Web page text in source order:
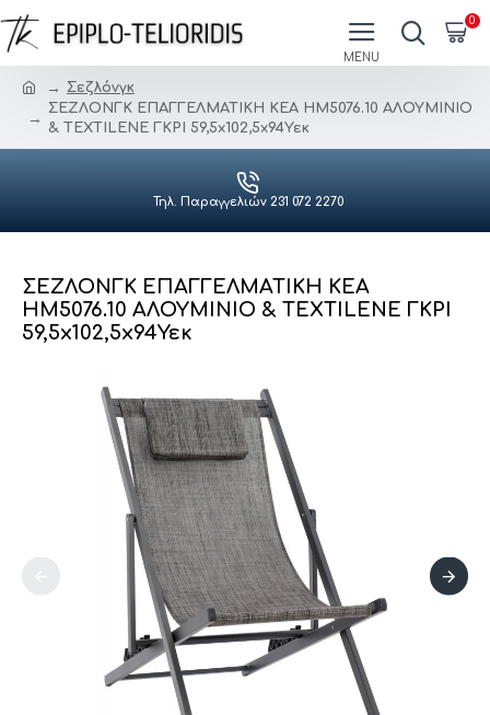
0
Σεζλόνγκ
ΣΕΖΛΟΝΓΚ ΕΠΑΓΓΕΛΜΑΤΙΚΗ KEA HM5076.10 ΑΛΟΥΜΙΝΙΟ
& TEXTILENE ΓΚΡΙ 59,5x102,5x94Υεκ
Τηλ. Παραγγελιών 231 072 2270
ΣΕΖΛΟΝΓΚ ΕΠΑΓΓΕΛΜΑΤΙΚΗ KEA
HM5076.10 ΑΛΟΥΜΙΝΙΟ & TEXTILENE ΓΚΡΙ
59,5x102,5x94Υεκ